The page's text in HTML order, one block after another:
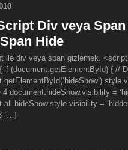
Div veya
Hide
ile div veya span gizlemek.
if (document.getElementById) { //
4 document.hideShow.visibility =
=
[…]